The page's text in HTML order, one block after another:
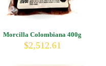
Morcilla Colombiana 400g
$2,512.61